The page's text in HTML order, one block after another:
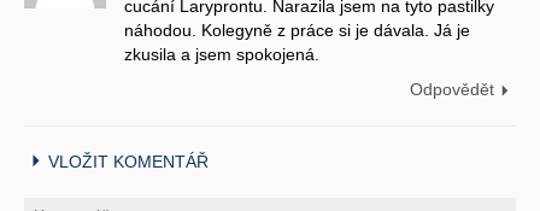
cucání Laryprontu. Narazila jsem na tyto pastilky
náhodou. Kolegyně z práce si je dávala. Já je
zkusila a jsem spokojená.
Odpovědět
VLOŽIT KOMENTÁŘ